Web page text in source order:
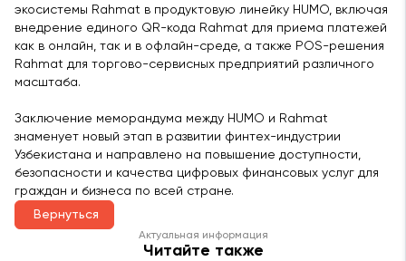
экосистемы Rahmat в продуктовую линейку HUMO, включая
внедрение единого QR-кода Rahmat для приема платежей
как в онлайн, так и в офлайн-среде, а также POS-решения
Rahmat для торгово-сервисных предприятий различного
масштаба.
Заключение меморандума между HUMO и Rahmat
знаменует новый этап в развитии финтех-индустрии
Узбекистана и направлено на повышение доступности,
безопасности и качества цифровых финансовых услуг для
граждан и бизнеса по всей стране.
Вернуться
Актуальная информация
Читайте также